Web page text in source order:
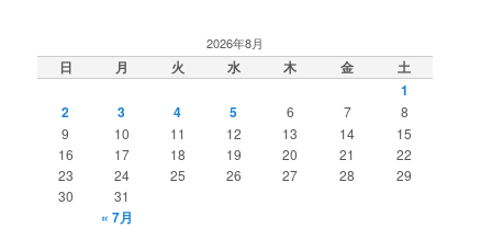
2026年8月
日 月 火 水 木 金
土
1
2
3 4 5 6 7
8
9
10 11 12 13 14
15
16
17 18 19 20 21
22
23
24 25 26 27 28
29
30
31
« 7月